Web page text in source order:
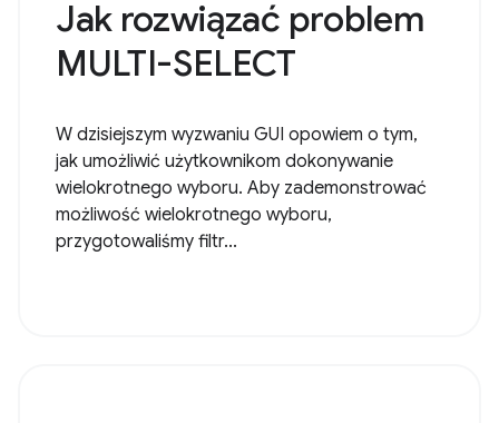
Jak rozwiązać problem
MULTI-SELECT
W dzisiejszym wyzwaniu GUI opowiem o tym,
jak umożliwić użytkownikom dokonywanie
wielokrotnego wyboru. Aby zademonstrować
możliwość wielokrotnego wyboru,
przygotowaliśmy filtr...